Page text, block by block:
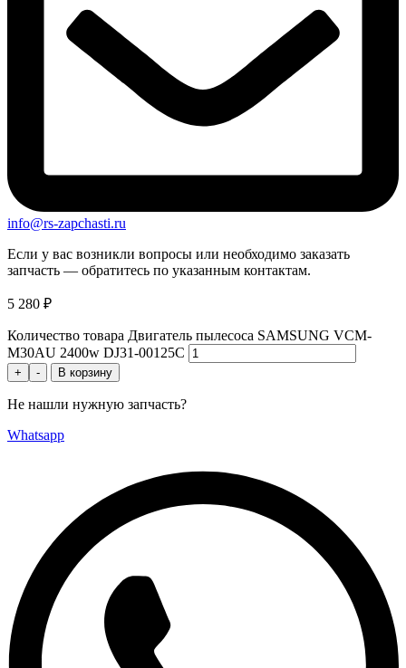
info@rs-zapchasti.ru
Если у вас возникли вопросы или необходимо заказать
запчасть — обратитесь по указанным контактам.
5 280 ₽
Количество товара Двигатель пылесоса SAMSUNG VCM-
M30AU 2400w DJ31-00125C
+ - В корзину
Не нашли нужную запчасть?
Whatsapp